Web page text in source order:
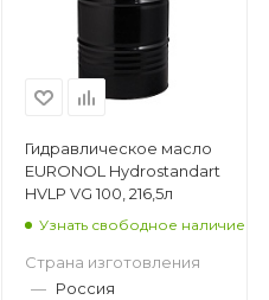
Гидравлическое масло
EURONOL Hydrostandart
HVLP VG 100, 216,5л
Узнать свободное наличие
Страна изготовления
— Россия